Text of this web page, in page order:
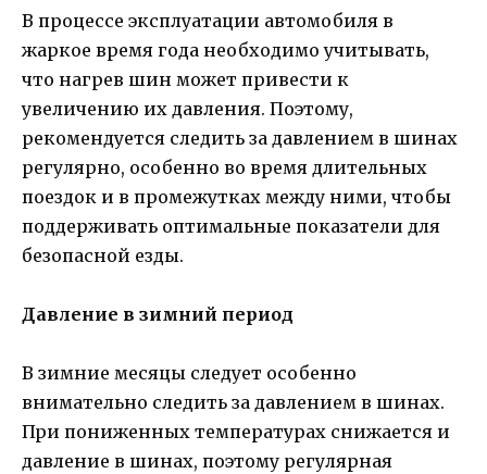
В процессе эксплуатации автомобиля в
жаркое время года необходимо учитывать,
что нагрев шин может привести к
увеличению их давления. Поэтому,
рекомендуется следить за давлением в шинах
регулярно, особенно во время длительных
поездок и в промежутках между ними, чтобы
поддерживать оптимальные показатели для
безопасной езды.
Давление в зимний период
В зимние месяцы следует особенно
внимательно следить за давлением в шинах.
При пониженных температурах снижается и
давление в шинах, поэтому регулярная